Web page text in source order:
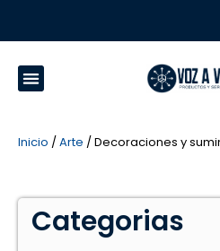
Inicio /Arte / Decoraciones y
Categorias